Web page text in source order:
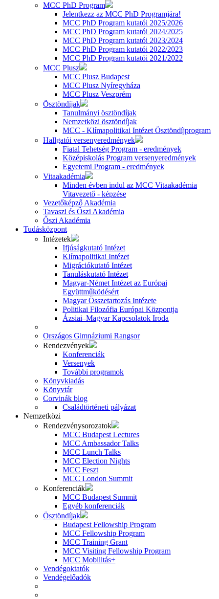
MCC PhD Program
Jelentkezz az MCC PhD Programjára!
MCC PhD Program kutatói 2025/2026
MCC PhD Program kutatói 2024/2025
MCC PhD Program kutatói 2023/2024
MCC PhD Program kutatói 2022/2023
MCC PhD Program kutatói 2021/2022
MCC Plusz
MCC Plusz Budapest
MCC Plusz Nyíregyháza
MCC Plusz Veszprém
Ösztöndíjak
Tanulmányi ösztöndíjak
Nemzetközi ösztöndíjak
MCC - Klímapolitikai Intézet Ösztöndíjprogram
Hallgatói versenyeredmények
Fiatal Tehetség Program - eredmények
Középiskolás Program versenyeredmények
Egyetemi Program - eredmények
Vitaakadémia
Minden évben indul az MCC Vitaakadémia
Vitavezető - képzése
Vezetőképző Akadémia
Tavaszi és Őszi Akadémia
Őszi Akadémia
Tudásközpont
Intézetek
Ifjúságkutató Intézet
Klímapolitikai Intézet
Migrációkutató Intézet
Tanuláskutató Intézet
Magyar-Német Intézet az Európai
Együttműködésért
Magyar Összetartozás Intézete
Politikai Filozófia Európai Központja
Ázsiai–Magyar Kapcsolatok Iroda
Országos Gimnáziumi Rangsor
Rendezvények
Konferenciák
Versenyek
További programok
Könyvkiadás
Könyvtár
Corvinák blog
Családtörténeti pályázat
Nemzetközi
Rendezvénysorozatok
MCC Budapest Lectures
MCC Ambassador Talks
MCC Lunch Talks
MCC Election Nights
MCC Feszt
MCC London Summit
Konferenciák
MCC Budapest Summit
Egyéb konferenciák
Ösztöndíjak
Budapest Fellowship Program
MCC Fellowship Program
MCC Training Grant
MCC Visiting Fellowship Program
MCC Mobilitás+
Vendégoktatók
Vendégelőadók